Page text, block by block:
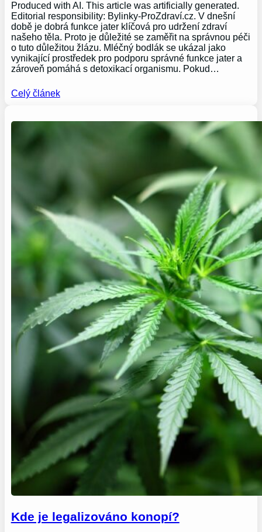
Produced with AI. This article was artificially generated.
Editorial responsibility: Bylinky-ProZdraví.cz. V dnešní
době je dobrá funkce jater klíčová pro udržení zdraví
našeho těla. Proto je důležité se zaměřit na správnou péči
o tuto důležitou žlázu. Mléčný bodlák se ukázal jako
vynikající prostředek pro podporu správné funkce jater a
zároveň pomáhá s detoxikací organismu. Pokud…
Celý článek
Kde je legalizováno konopí?